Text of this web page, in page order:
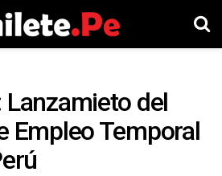
del
Empleo Temporal